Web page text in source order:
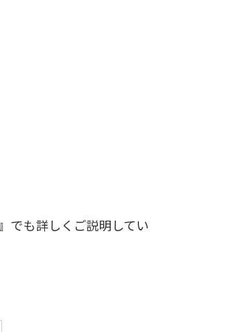
』でも詳しくご説明してい